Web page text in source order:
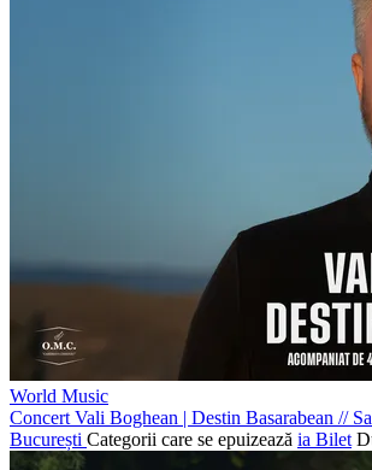
World Music
Concert Vali Boghean | Destin Basarabean //
București Categorii care se epuizează ia Bilet